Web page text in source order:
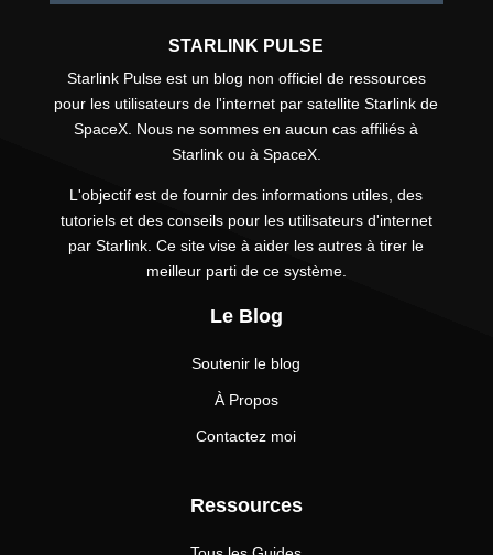
STARLINK PULSE
Starlink Pulse est un blog non officiel de ressources
pour les utilisateurs de l'internet par satellite Starlink de
SpaceX. Nous ne sommes en aucun cas affiliés à
Starlink ou à SpaceX.
L'objectif est de fournir des informations utiles, des
tutoriels et des conseils pour les utilisateurs d'internet
par Starlink. Ce site vise à aider les autres à tirer le
meilleur parti de ce système.
Le Blog
Soutenir le blog
À Propos
Contactez moi
Ressources